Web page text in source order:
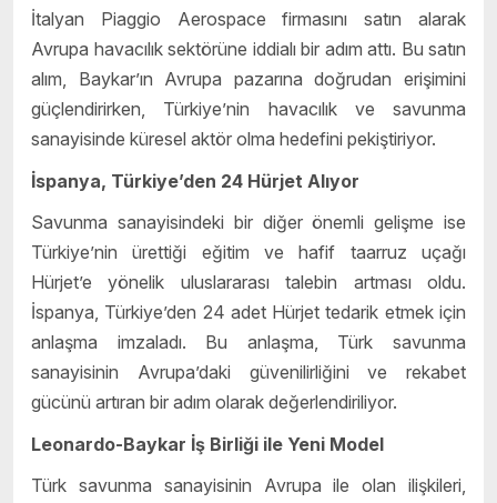
İtalyan Piaggio Aerospace firmasını satın alarak
Avrupa havacılık sektörüne iddialı bir adım attı. Bu satın
alım, Baykar’ın Avrupa pazarına doğrudan erişimini
güçlendirirken, Türkiye’nin havacılık ve savunma
sanayisinde küresel aktör olma hedefini pekiştiriyor.
İspanya, Türkiye’den 24 Hürjet Alıyor
Savunma sanayisindeki bir diğer önemli gelişme ise
Türkiye’nin ürettiği eğitim ve hafif taarruz uçağı
Hürjet’e yönelik uluslararası talebin artması oldu.
İspanya, Türkiye’den 24 adet Hürjet tedarik etmek için
anlaşma imzaladı. Bu anlaşma, Türk savunma
sanayisinin Avrupa’daki güvenilirliğini ve rekabet
gücünü artıran bir adım olarak değerlendiriliyor.
Leonardo-Baykar İş Birliği ile Yeni Model
Türk savunma sanayisinin Avrupa ile olan ilişkileri,